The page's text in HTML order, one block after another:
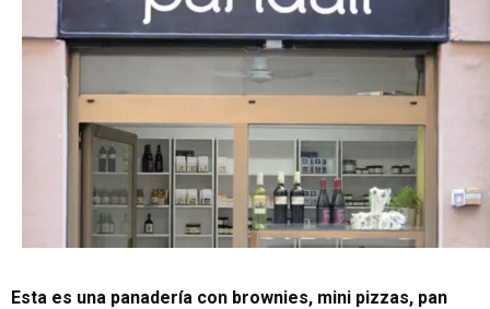
Esta es una panadería con brownies, mini pizzas, pan